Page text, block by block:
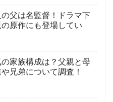
父は名監督！ドラマ下
原作にも登場してい
家族構成は？父親と母
兄弟について調査！